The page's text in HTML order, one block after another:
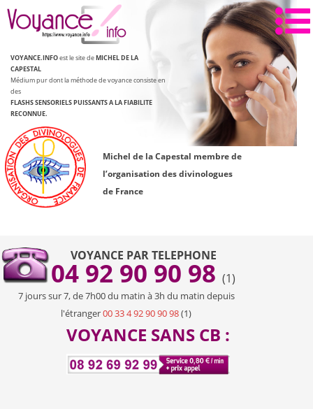
Aller
au
VOYANCE.INFOest le site deMICHEL DE LA
CAPESTAL
Médium pur dont la méthode de voyance consiste en
des
FLASHS SENSORIELS PUISSANTSA LA FIABILITE
RECONNUE.
Michel de la Capestal membre de
l’organisation des divinologues
de France
VOYANCE PAR TELEPHONE
04 92 90 90 98 (1)
7 jours sur 7, de 7h00 du matin à 3h du matin depuis
l'étranger00 33 4 92 90 90 98(1)
VOYANCE SANS CB :